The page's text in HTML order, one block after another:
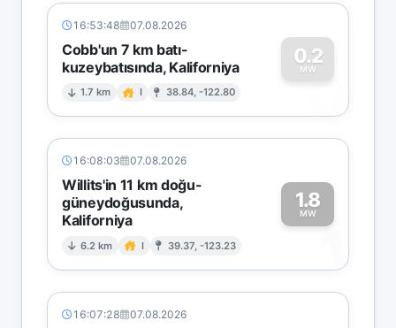
16:53:48 07.08.2026
Cobb'un 7 km batı-
kuzeybatısında, Kaliforniya
1.7 km I 38.84, -122.80
0.2
MW
0
16:08:03 07.08.2026
Willits'in 11 km doğu-
güneydoğusunda,
Kaliforniya
6.2 km I 39.37, -123.23
1.8
MW
1
16:07:28 07.08.2026